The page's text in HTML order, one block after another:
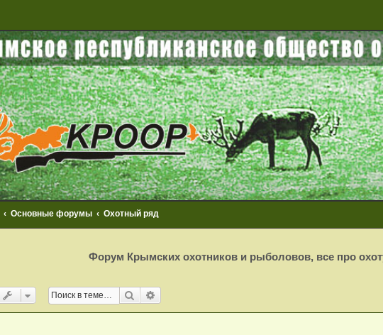
Основные форумы Охотный ряд
Форум Крымских охотников и рыболовов, все про
Поиск